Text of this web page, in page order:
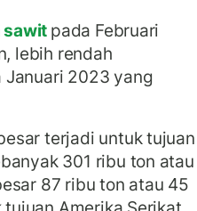
sawit pada Februari
lebih rendah
2023 yang
terjadi untuk tujuan
301 ribu ton atau
87 ribu ton atau 45